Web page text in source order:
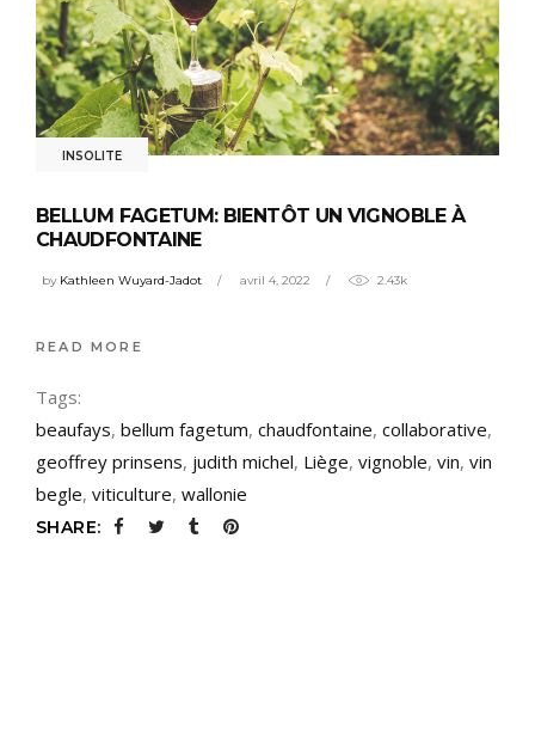
INSOLITE
BELLUM FAGETUM: BIENTÔT UN VIGNOBLE À
CHAUDFONTAINE
by Kathleen Wuyard-Jadot avril 4, 2022 2.43k
READ MORE
Tags:
beaufays, bellum fagetum, chaudfontaine, collaborative,
geoffrey prinsens, judith michel, Liège, vignoble, vin, vin
begle, viticulture, wallonie
SHARE: